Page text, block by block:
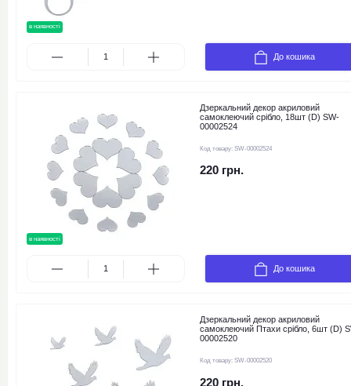
в наявності
До кошика
в наявності
Дзеркальний декор акриловий
самоклеючий срібло, 18шт (D) SW-
00002524
Код товару: SW-00002524
220 грн.
До кошика
Дзеркальний декор акриловий
самоклеючий Птахи срібло, 6шт (D)
00002520
Код товару: SW-00002520
220 грн.